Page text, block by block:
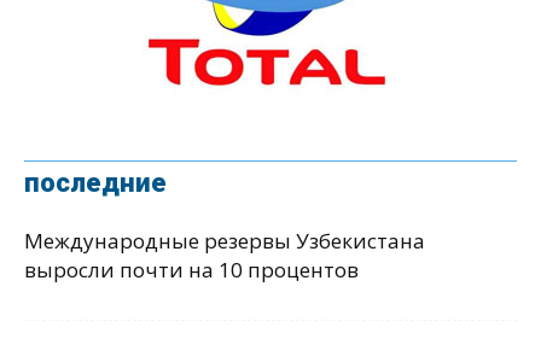
последние
Международные резервы Узбекистана
выросли почти на 10 процентов